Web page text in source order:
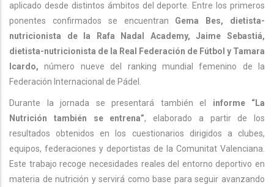
aplicado desde distintos ámbitos del deporte. Entre los primeros
ponentes confirmados se encuentran Gema Bes, dietista-
nutricionista de la Rafa Nadal Academy, Jaime Sebastiá,
dietista-nutricionista de la Real Federación de Fútbol y Tamara
Icardo,número nueve del ranking mundial femenino de la
Federación Internacional de Pádel.
Durante la jornada se presentará también el informe “La
Nutrición también se entrena”, elaborado a partir de los
resultados obtenidos en los cuestionarios dirigidos a clubes,
equipos, federaciones y deportistas de la Comunitat Valenciana.
Este trabajo recoge necesidades reales del entorno deportivo en
materia de nutrición y servirá como base para seguir avanzando